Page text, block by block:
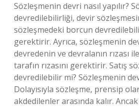
Sözleşmenin devri nasıl yapılır?
devredilebilirliği, devir
sözleşmedeki borcun
gerektirir. Ayrıca, sözleşmenin
devredenin ve devralanın rızası
tarafın rızasını gerektirir. Satış
devredilebilir mi? Sözleşmenin
Dolayısıyla sözleşme, prensip
akdedilenler arasında kalır.